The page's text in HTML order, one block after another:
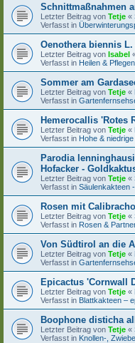
Schnittmaßnahmen
Letzter Beitrag von Tetje «
Verfasst in
Oenothera biennis
Letzter Beitrag von Isabel
Verfasst in Heilen &
Sommer am
Letzter Beitrag von Tetje «
Verfasst in
Hemerocallis 'Rotes
Letzter Beitrag von Tetje «
Verfasst in Hohe &
Parodia
Hofacker -
Letzter Beitrag von Tetje «
Verfasst in Säulenkakteen
Rosen mit
Letzter Beitrag von Tetje «
Verfasst in Rosen &
Von Südtirol an die
Letzter Beitrag von Tetje «
Verfasst in
Epicactus 'Cornwall
Letzter Beitrag von Tetje «
Verfasst in Blattkakteen –
Boophone disticha
Letzter Beitrag von Tetje «
Verfasst in Knollen-,